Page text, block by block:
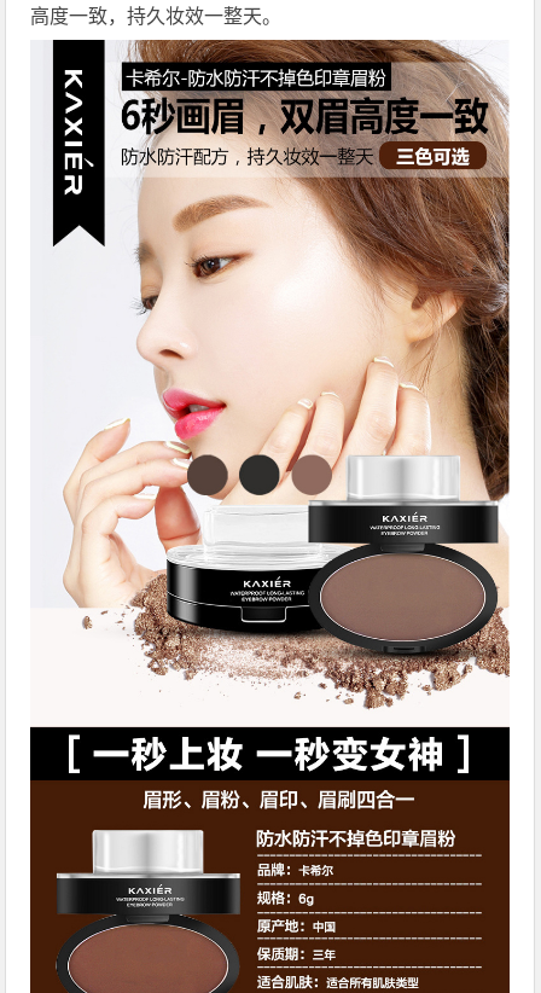
高度一致，持久妆效一整天。